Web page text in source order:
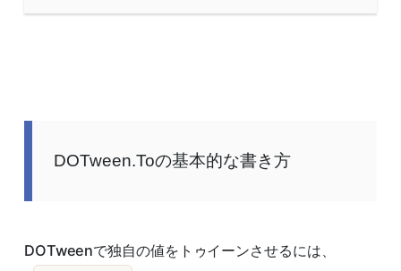
DOTween.Toの基本的な書き方
DOTweenで独自の値をトゥイーンさせるには、